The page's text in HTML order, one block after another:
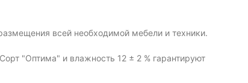
всей необходимой мебели и техники.
"Оптима" и влажность 12 ± 2 % гарантируют